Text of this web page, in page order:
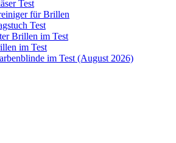
Test
für Brillen
Test
Brillen im Test
im Test
im Test (August 2026)